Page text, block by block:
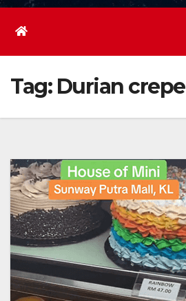
Tag: Durian crepe